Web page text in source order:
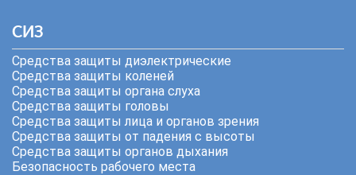
СИЗ
Средства защиты диэлектрические
Средства защиты коленей
Средства защиты органа слуха
Средства защиты головы
Средства защиты лица и органов зрения
Средства защиты от падения с высоты
Средства защиты органов дыхания
Безопасность рабочего места